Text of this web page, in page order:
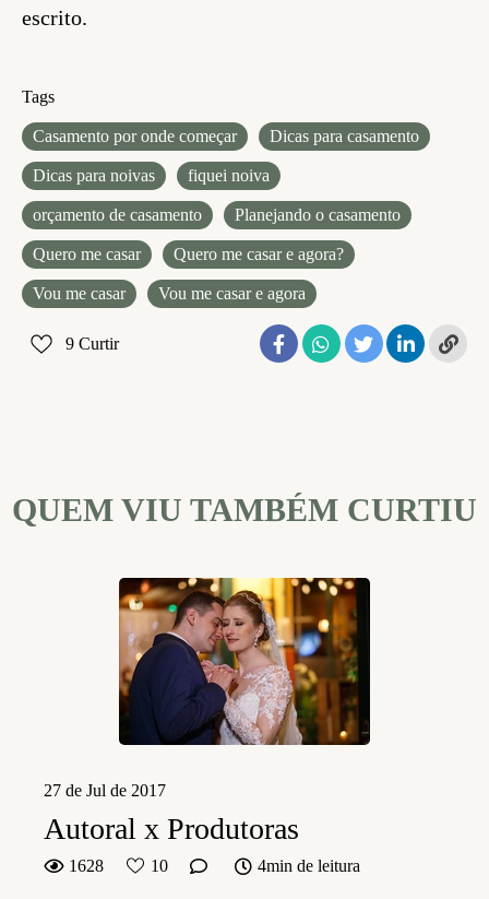
escrito.
Tags
Casamento por onde começar Dicas para casamento
Dicas para noivas fiquei noiva
orçamento de casamento Planejando o casamento
Quero me casar Quero me casar e agora?
Vou me casar Vou me casar e agora
9 Curtir
QUEM VIU TAMBÉM CURTIU
27 de Jul de 2017
Autoral x Produtoras
1628 10 4min de leitura